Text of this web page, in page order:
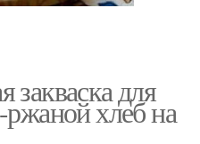
для
хлеб на